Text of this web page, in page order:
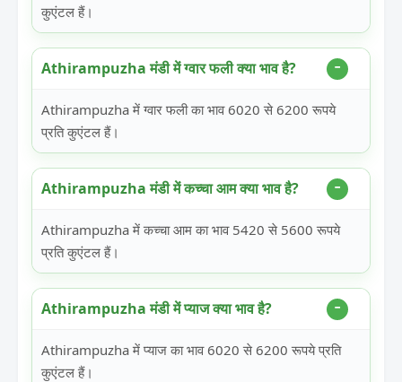
कुएंटल हैं।
Athirampuzha मंडी में ग्वार फली क्या भाव है?
Athirampuzha में ग्वार फली का भाव 6020 से 6200 रूपये
प्रति कुएंटल हैं।
Athirampuzha मंडी में कच्चा आम क्या भाव है?
Athirampuzha में कच्चा आम का भाव 5420 से 5600 रूपये
प्रति कुएंटल हैं।
Athirampuzha मंडी में प्याज क्या भाव है?
Athirampuzha में प्याज का भाव 6020 से 6200 रूपये प्रति
कुएंटल हैं।